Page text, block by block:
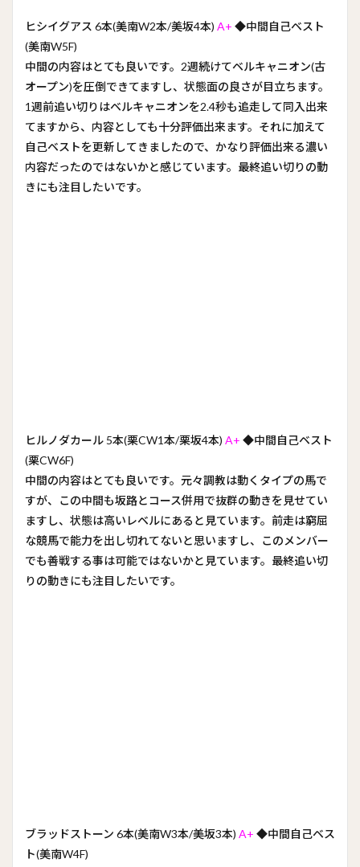
ヒシイグアス 6本(美南W2本/美坂4本) A+ ◆中間自己ベスト
(美南W5F)
中間の内容はとても良いです。2週続けてベルキャニオン(古
オープン)を圧倒できてますし、状態面の良さが目立ちます。
1週前追い切りはベルキャニオンを2.4秒も追走して同入出来
てますから、内容としても十分評価出来ます。それに加えて
自己ベストを更新してきましたので、かなり評価出来る濃い
内容だったのではないかと感じています。最終追い切りの動
きにも注目したいです。
ヒルノダカール 5本(栗CW1本/栗坂4本) A+ ◆中間自己ベスト
(栗CW6F)
中間の内容はとても良いです。元々調教は動くタイプの馬で
すが、この中間も坂路とコース併用で抜群の動きを見せてい
ますし、状態は高いレベルにあると見ています。前走は窮屈
な競馬で能力を出し切れてないと思いますし、このメンバー
でも善戦する事は可能ではないかと見ています。最終追い切
りの動きにも注目したいです。
ブラッドストーン 6本(美南W3本/美坂3本) A+ ◆中間自己ベス
ト(美南W4F)